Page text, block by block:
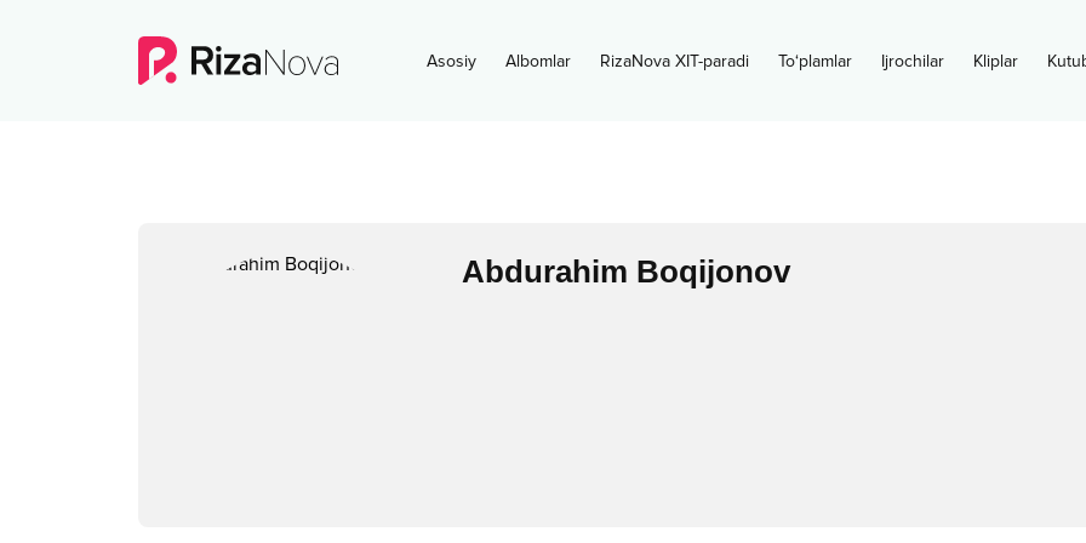
Asosiy Albomlar RizaNova XIT-paradi To‘plamlar Ijrochilar Kliplar
Abdurahim Boqijonov